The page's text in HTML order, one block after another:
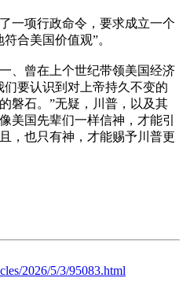
一项行政命令，要求成立一个
合美国价值观”。
、曾在上个世纪带领美国经济
要认识到对上帝持久不变的
磐石。”无疑，川普，以及其
美国先辈们一样信神，才能引
，也只有神，才能赐予川普更
2026/5/3/95083.html